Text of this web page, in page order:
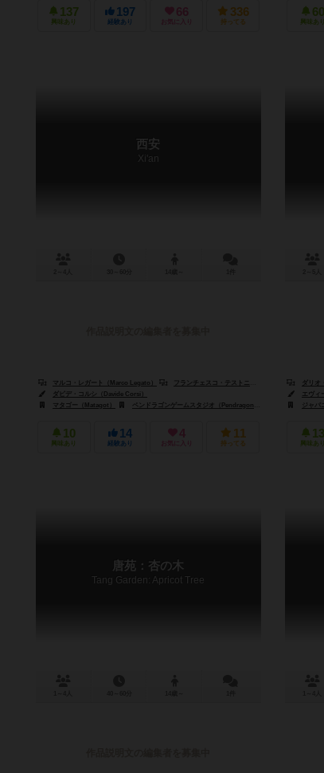
137
興味あり
197
経験あり
66
お気に入り
336
持ってる
60
興味あり
西安
Xi'an
マルコ・レガート（Marco Legato）
フランチェスコ・テストニ（Francesco Testini）
ダビデ・コルシ（Davide Corsi）
マタゴー（Matagot）
ペンドラゴンゲームスタジオ（Pendragon Game Studio）
10
興味あり
14
経験あり
4
お気に入り
11
持ってる
ダリオ
エヴィ
ジャパ
13
興味あり
唐苑：杏の木
Tang Garden: Apricot Tree